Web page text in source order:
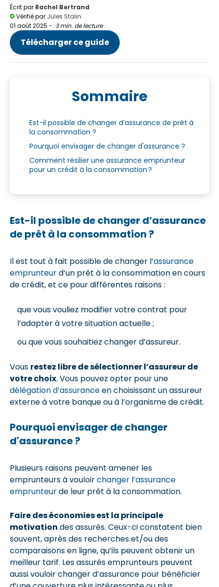
Écrit par Rachel Bertrand
Vérifié par Jules Stalin
01 août 2025 - 3 min. de lecture
Télécharger ce guide
Sommaire
Est-il possible de changer d’assurance de prêt à
la consommation ?
Pourquoi envisager de changer d'assurance ?
Comment résilier une assurance emprunteur
pour un crédit à la consommation ?
Est-il possible de changer d’assurance
de prêt à la consommation ?
Il est tout à fait possible de changer l’assurance
emprunteurd’un prêt à la consommation en cours
de crédit, et ce pour différentes raisons :
que vous vouliez modifier votre contrat pour
l’adapter à votre situation actuelle ;
ou que vous souhaitiez changer d’assureur.
Vous restez libre de sélectionner l’assureur de
votre choix. Vous pouvez opter pour une
délégation d’assuranceen choisissant un assureur
externe à votre banque ou à l’organisme de crédit.
Pourquoi envisager de changer
d'assurance ?
Plusieurs raisons peuvent amener les
emprunteurs à vouloirchanger l’assurance
emprunteurde leur prêt à la consommation.
Faire des économies est la principale
motivation des assurés. Ceux-ci constatent bien
souvent, après des recherches et/ou des
comparaisons en ligne, qu’ils peuvent obtenir un
meilleur tarif. Les assurés emprunteurs peuvent
aussi vouloir changer d’assurance pour bénéficier